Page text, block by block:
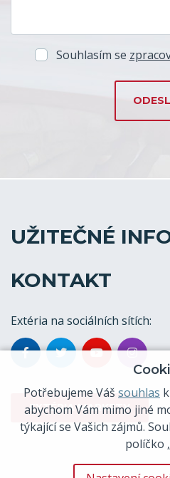
Souhlasím se
UŽITEČNÉ
KONTAKT
Extéria na sociálních sítích:
EXTÉRIA MARKETY
Potřebujeme Váš souhlas
abychom Vám mimo jiné
týkající se Vašich zájmů.
políčko